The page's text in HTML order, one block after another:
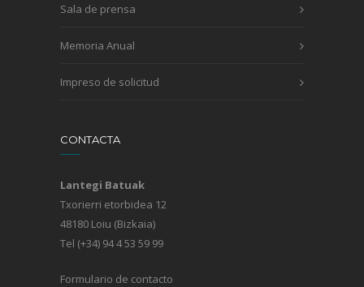
Sala de prensa
Memoria Anual
Impreso de solicitud
CONTACTA
Lantegi Batuak
Txorierri etorbidea 12
48180 Loiu (Bizkaia)
Tel (+34) 94 4 53 59 99
Formulario de contacto